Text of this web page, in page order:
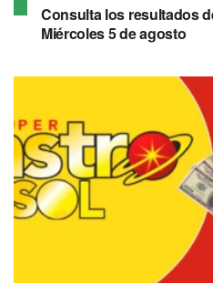
Consulta los resultados
Miércoles 5 de agosto